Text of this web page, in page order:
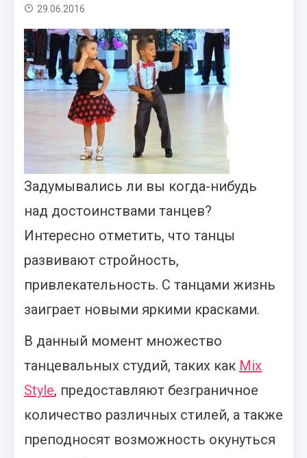
29.06.2016
Задумывались ли вы когда-нибудь
над достоинствами танцев?
Интересно отметить, что танцы
развивают стройность,
привлекательность. С танцами жизнь
заиграет новыми яркими красками.
В данный момент множество
танцевальных студий, таких как Mix
Style, предоставляют безграничное
количество различных стилей, а также
преподносят возможность окунуться